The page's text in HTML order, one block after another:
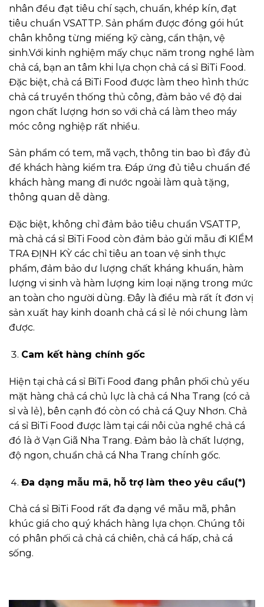
nhân đều đạt tiêu chí sạch, chuẩn, khép kín, đạt
tiêu chuẩn VSATTP. Sản phẩm được đóng gói hút
chân không từng miếng kỹ càng, cẩn thận, vệ
sinh.Với kinh nghiệm mấy chục năm trong nghề làm
chả cá, bạn an tâm khi lựa chọn chả cá sỉ BiTi Food.
Đặc biệt, chả cá BiTi Food được làm theo hình thức
chả cá truyền thống thủ công, đảm bảo về độ dai
ngon chất lượng hơn so với chả cá làm theo máy
móc công nghiệp rất nhiều.
Sản phẩm có tem, mã vạch, thông tin bao bì đầy đủ
để khách hàng kiểm tra. Đáp ứng đủ tiêu chuẩn để
khách hàng mang đi nước ngoài làm quà tặng,
thông quan dễ dàng.
Đặc biệt, không chỉ đảm bảo tiêu chuẩn VSATTP,
mà chả cá sỉ BiTi Food còn đảm bảo gửi mẫu đi KIỂM
TRA ĐỊNH KỲ các chỉ tiêu an toan vệ sinh thực
phẩm, đảm bảo dư lượng chất kháng khuẩn, hàm
lượng vi sinh và hàm lượng kim loại nặng trong mức
an toàn cho người dùng. Đây là điều mà rất ít đơn vị
sản xuất hay kinh doanh chả cá sỉ lẻ nói chung làm
được.
Cam kết hàng chính gốc
Hiện tại chả cá sỉ BiTi Food đang phân phối chủ yếu
mặt hàng chả cá chủ lực là chả cá Nha Trang (có cả
sỉ và lẻ), bên cạnh đó còn có chả cá Quy Nhơn. Chả
cá sỉ BiTi Food được làm tại cái nôi của nghề chả cá
đó là ở Vạn Giã Nha Trang. Đảm bảo là chất lượng,
độ ngon, chuẩn chả cá Nha Trang chính gốc.
Đa dạng mẫu mã, hỗ trợ làm theo yêu cầu(*)
Chả cá sỉ BiTi Food rất đa dạng về mẫu mã, phân
khúc giá cho quý khách hàng lựa chọn. Chúng tôi
có phân phối cả chả cá chiên, chả cá hấp, chả cá
sống.